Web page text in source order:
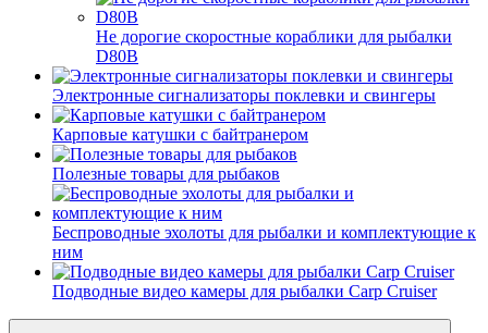
Не дорогие скоростные кораблики для рыбалки
D80B
Электронные сигнализаторы поклевки и свингеры
Карповые катушки с байтранером
Полезные товары для рыбаков
Беспроводные эхолоты для рыбалки и комплектующие к
ним
Подводные видео камеры для рыбалки Carp Cruiser